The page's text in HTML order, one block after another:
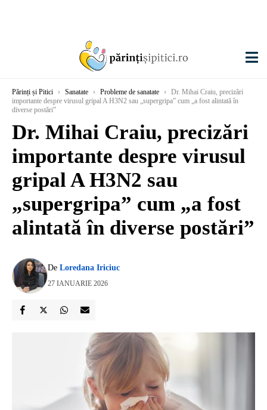
Părinți și Pitici › Sanatate › Probleme de sanatate ›
Dr. Mihai Craiu, precizări
importante despre virusul gripal A H3N2 sau „supergripa” cum „a fost alintată în
diverse postări”
Dr. Mihai Craiu, precizări
importante despre virusul
gripal A H3N2 sau
„supergripa” cum „a fost
alintată în diverse postări”
De Loredana Iriciuc
27 IANUARIE 2026